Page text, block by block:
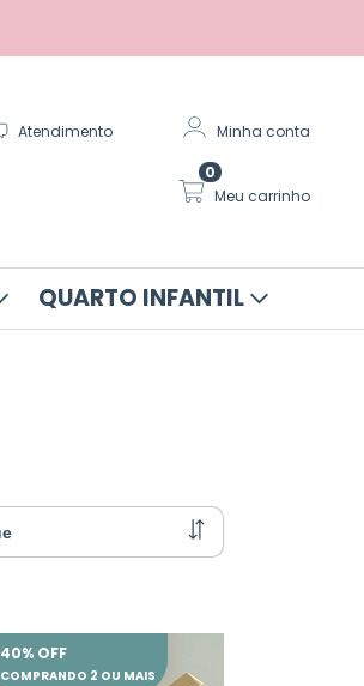
Atendimento Minha conta
Meu carrinho
0
QUARTO INFANTIL
40% OFF
COMPRANDO 2 OU MAIS